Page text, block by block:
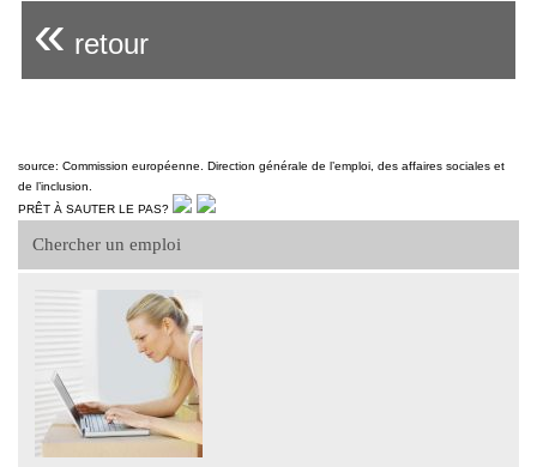
Chercher un emploi
« retour
source: Commission européenne. Direction générale de l’emploi, des affaires sociales et
de l’inclusion.
PRÊT À SAUTER LE PAS?